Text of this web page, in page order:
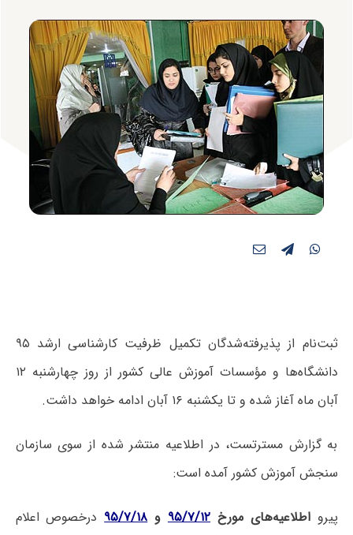
ثبت‌نام از پذیرفته‌شدگان تکمیل ظرفیت کارشناسی ارشد ۹۵
دانشگاه‌ها و مؤسسات آموزش عالی کشور از روز چهارشنبه ۱۲
آبان ماه آغاز شده و تا یکشنبه ۱۶ آبان ادامه خواهد داشت.
به گزارش مسترتست، در اطلاعیه منتشر شده از سوی سازمان
سنجش آموزش کشور آمده است:
پیرو اطلاعیه‌های مورخ۹۵/۷/۱۲ و۹۵/۷/۱۸درخصوص اعلام